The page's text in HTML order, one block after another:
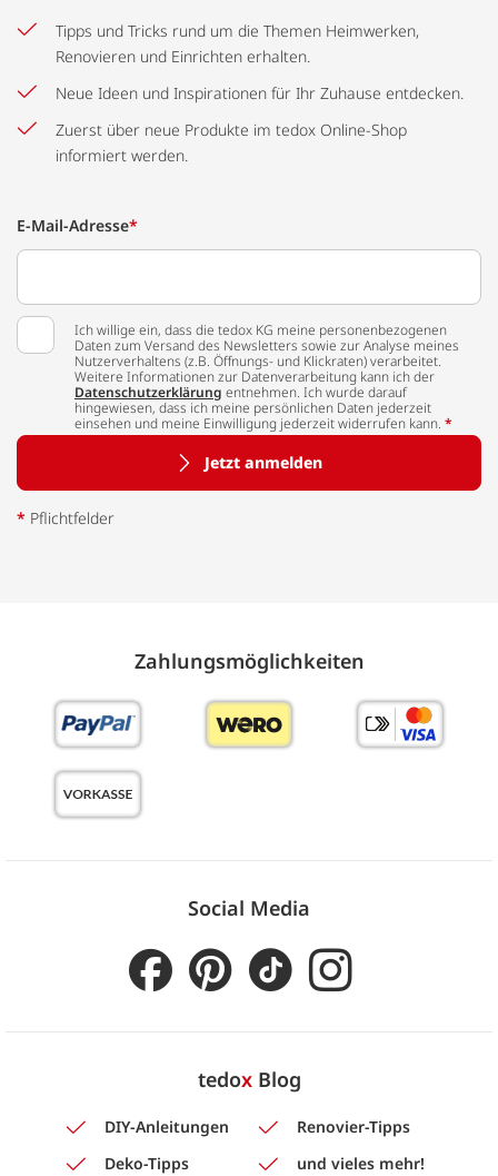
Tipps und Tricks rund um die Themen Heimwerken,
Renovieren und Einrichten erhalten.
Neue Ideen und Inspirationen für Ihr Zuhause entdecken.
Zuerst über neue Produkte im tedox Online-Shop
informiert werden.
E-Mail-Adresse*
Ich willige ein, dass die tedox KG meine personenbezogenen
Daten zum Versand des Newsletters sowie zur Analyse meines
Nutzerverhaltens (z.B. Öffnungs- und Klickraten) verarbeitet.
Weitere Informationen zur Datenverarbeitung kann ich der
Datenschutzerklärung entnehmen. Ich wurde darauf
hingewiesen, dass ich meine persönlichen Daten jederzeit
einsehen und meine Einwilligung jederzeit widerrufen kann. *
Jetzt anmelden
* Pflichtfelder
Zahlungs­möglich­keiten
Social Media
tedoxBlog
DIY-Anleitungen
Renovier-Tipps
Deko-Tipps
und vieles mehr!